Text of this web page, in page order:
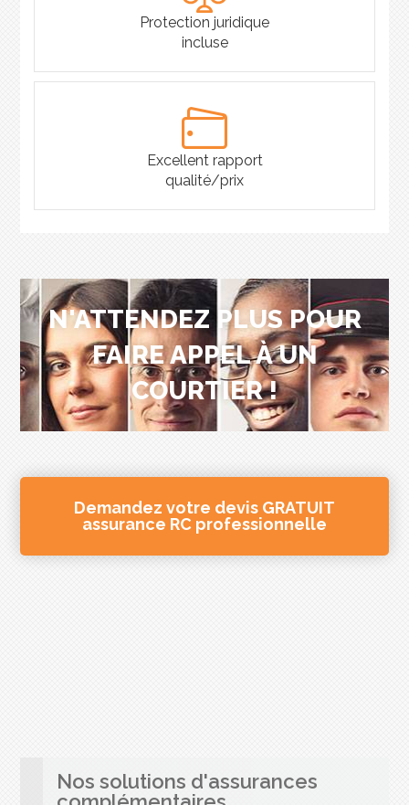
Protection juridique
incluse
Excellent rapport
qualité/prix
N'ATTENDEZ PLUS POUR
FAIRE APPEL À UN
COURTIER !
Demandez votre devis GRATUIT
assurance RC professionnelle
rapport avec votre activité et qui peuvent
également vous intéresser.